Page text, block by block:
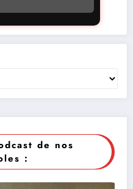
de nos
: